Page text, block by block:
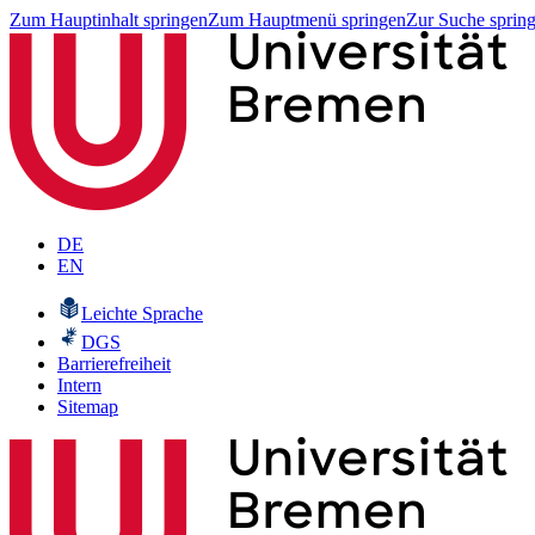
Zum Hauptinhalt springenZum Hauptmenü springenZur Suche
DE
EN
Leichte Sprache
DGS
Barrierefreiheit
Intern
Sitemap